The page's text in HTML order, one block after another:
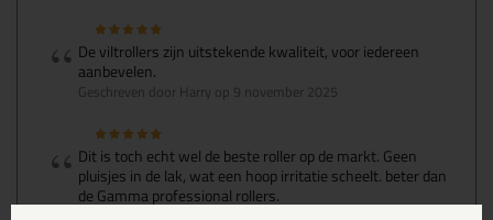
De viltrollers zijn uitstekende kwaliteit, voor iedereen
aanbevelen.
Geschreven door Harry op 9 november 2025
Dit is toch echt wel de beste roller op de markt. Geen
pluisjes in de lak, wat een hoop irritatie scheelt. beter dan
de Gamma professional rollers.